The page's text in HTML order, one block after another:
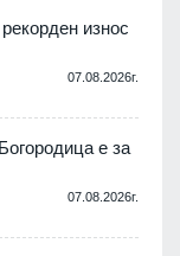
износ
07.08.2026г.
е за
07.08.2026г.